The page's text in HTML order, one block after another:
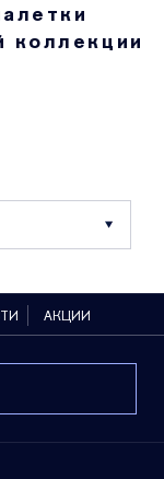
коллекции
АКЦИИ